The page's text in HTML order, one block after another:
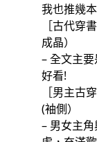
我也推幾本
［古代穿
成晶）
– 全文主
好看!
［男主古
(袖側）
– 男女主